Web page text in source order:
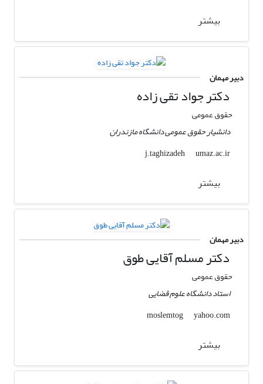
بیشتر
دبیر مهمان
دکتر جواد تقی زاده
حقوق عمومی
دانشیار حقوق عمومی دانشگاه مازندران
j.taghizadeh
umaz.ac.ir
بیشتر
دبیر مهمان
دکتر مسلم آقایی طوق
حقوق عمومی
استاد دانشگاه علوم قضایی
moslemtog
yahoo.com
بیشتر